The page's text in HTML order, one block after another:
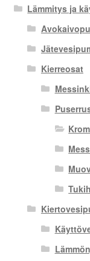
Lämmitys ja
Kierreosat